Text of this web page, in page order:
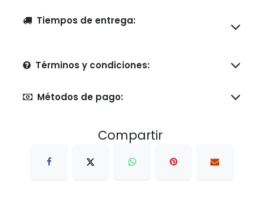
Tiempos de entrega:
Términos y condiciones:
Métodos de pago:
Compartir